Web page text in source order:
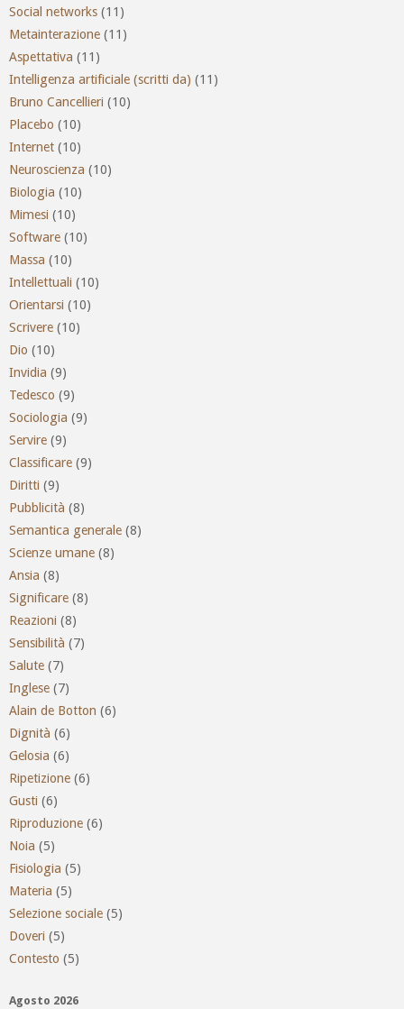
Social networks (11)
Metainterazione (11)
Aspettativa (11)
Intelligenza artificiale (scritti da) (11)
Bruno Cancellieri (10)
Placebo (10)
Internet (10)
Neuroscienza (10)
Biologia (10)
Mimesi (10)
Software (10)
Massa (10)
Intellettuali (10)
Orientarsi (10)
Scrivere (10)
Dio (10)
Invidia (9)
Tedesco (9)
Sociologia (9)
Servire (9)
Classificare (9)
Diritti (9)
Pubblicità (8)
Semantica generale (8)
Scienze umane (8)
Ansia (8)
Significare (8)
Reazioni (8)
Sensibilità (7)
Salute (7)
Inglese (7)
Alain de Botton (6)
Dignità (6)
Gelosia (6)
Ripetizione (6)
Gusti (6)
Riproduzione (6)
Noia (5)
Fisiologia (5)
Materia (5)
Selezione sociale (5)
Doveri (5)
Contesto (5)
Agosto 2026